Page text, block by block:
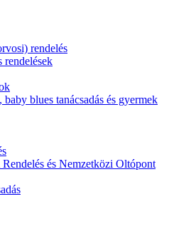
rendelés
rendelések
blues tanácsadás és gyermek
és Nemzetközi Oltópont